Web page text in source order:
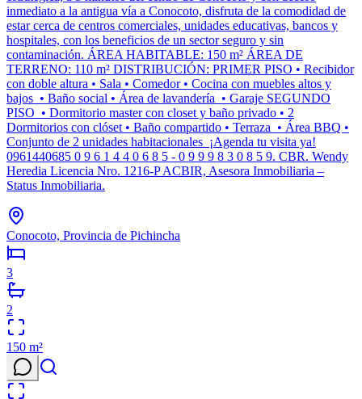
inmediato a la antigua vía a Conocoto, disfruta de la comodidad de
estar cerca de centros comerciales, unidades educativas, bancos y
hospitales, con los beneficios de un sector seguro y sin
contaminación. ÁREA HABITABLE: 150 m² ÁREA DE
TERRENO: 110 m² DISTRIBUCIÓN: PRIMER PISO • Recibidor
con doble altura • Sala • Comedor • Cocina con muebles altos y
bajos • Baño social • Área de lavandería • Garaje SEGUNDO
PISO • Dormitorio master con closet y baño privado • 2
Dormitorios con clóset • Baño compartido • Terraza • Área BBQ •
Conjunto de 2 unidades habitacionales ¡Agenda tu visita ya!
0961440685 0 9 6 1 4 4 0 6 8 5 - 0 9 9 9 8 3 0 8 5 9. CBR. Wendy
Heredia Licencia Nro. 1216-P ACBIR, Asesora Inmobiliaria –
Status Inmobiliaria.
Conocoto, Provincia de Pichincha
3
2
150 m²